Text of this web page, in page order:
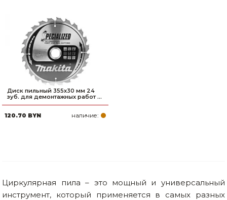
Диск пильный 355х30 мм 24
зуб. для демонтажных работ ...
120.70 BYN наличие:
Циркулярная пила – это мощный и универсальный
инструмент, который применяется в самых разных